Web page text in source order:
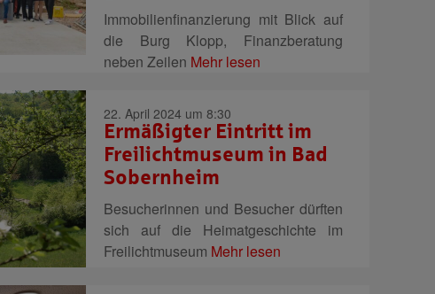
Immobilienfinanzierung mit Blick auf
die Burg Klopp, Finanzberatung
neben Zeilen Mehr lesen
22. April 2024 um 8:30
Ermäßigter Eintritt im
Freilichtmuseum in Bad
Sobernheim
Besucherinnen und Besucher dürften
sich auf die Heimatgeschichte im
Freilichtmuseum Mehr lesen